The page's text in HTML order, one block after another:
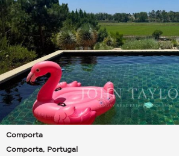
Comporta
Comporta, Portugal